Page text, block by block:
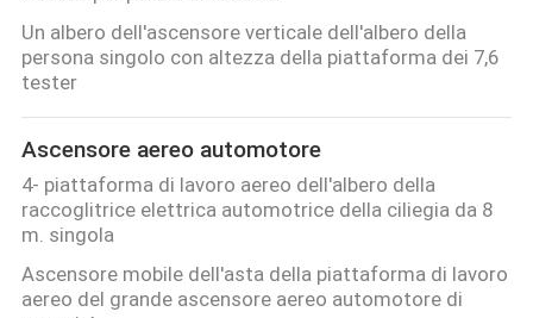
Un albero dell'ascensore verticale dell'albero della
persona singolo con altezza della piattaforma dei 7,6
tester
Ascensore aereo automotore
4- piattaforma di lavoro aereo dell'albero della
raccoglitrice elettrica automotrice della ciliegia da 8
m. singola
Ascensore mobile dell'asta della piattaforma di lavoro
aereo del grande ascensore aereo automotore di